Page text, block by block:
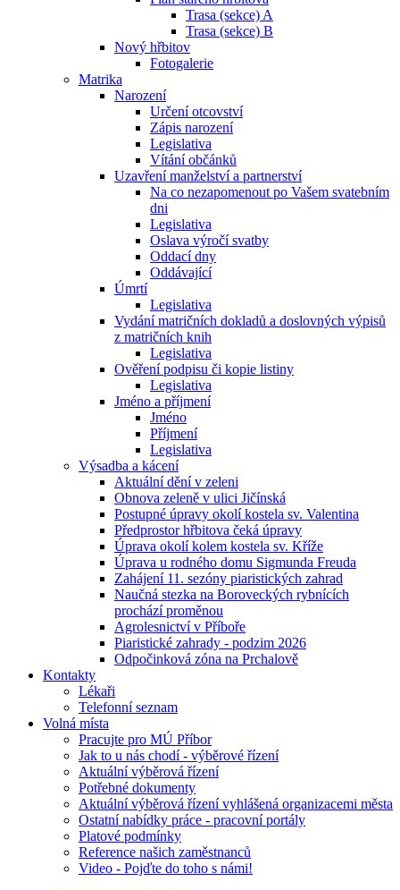
Trasa (sekce) A
Trasa (sekce) B
Nový hřbitov
Fotogalerie
Matrika
Narození
Určení otcovství
Zápis narození
Legislativa
Vítání občánků
Uzavření manželství a partnerství
Na co nezapomenout po Vašem svatebním
dni
Legislativa
Oslava výročí svatby
Oddací dny
Oddávající
Úmrtí
Legislativa
Vydání matričních dokladů a doslovných výpisů
z matričních knih
Legislativa
Ověření podpisu či kopie listiny
Legislativa
Jméno a příjmení
Jméno
Příjmení
Legislativa
Výsadba a kácení
Aktuální dění v zeleni
Obnova zeleně v ulici Jičínská
Postupné úpravy okolí kostela sv. Valentina
Předprostor hřbitova čeká úpravy
Úprava okolí kolem kostela sv. Kříže
Úprava u rodného domu Sigmunda Freuda
Zahájení 11. sezóny piaristických zahrad
Naučná stezka na Boroveckých rybnících
prochází proměnou
Agrolesnictví v Příboře
Piaristické zahrady - podzim 2026
Odpočinková zóna na Prchalově
Kontakty
Lékaři
Telefonní seznam
Volná místa
Pracujte pro MÚ Příbor
Jak to u nás chodí - výběrové řízení
Aktuální výběrová řízení
Potřebné dokumenty
Aktuální výběrová řízení vyhlášená organizacemi města
Ostatní nabídky práce - pracovní portály
Platové podmínky
Reference našich zaměstnanců
Video - Pojďte do toho s námi!